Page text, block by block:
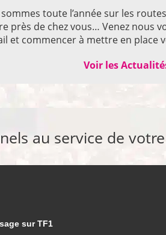
toute l’année sur les
près de chez vous… Venez nous
et commencer à mettre en place
Voir les
au service de
sur TF1